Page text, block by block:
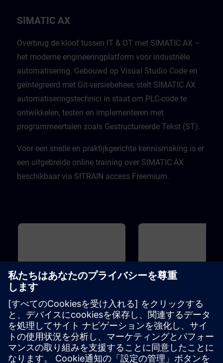
SIMATIC AX
Overbrug de kloof tussen IT & OT met SIMATIC AX –
het moderne engineeringplatform voor industriële
automatisering. Gebouwd op Visual Studio Code en
geïntegreerd met Git-versiebeheer, stelt SIMATIC AX
automatiseringstechnici in staat om PLC-code te
ontwikkelen, testen en implementeren met
programmeertalen zoals Gestructureerde Tekst (ST).
Voor een snelle en praktijkgerichte kennismaking is er
een uitgebreide online training over SIMATIC AX
beschikbaar via SITRAIN access Freemium.
基本
SIMATIC AX Logic Control
Engineering - Introduction to
modern PLC development
SIMATIC AX Logic Control
Engineering is a new PLC Software
development environment for
programming PLCs in a efficient
Introduction to TIA
You will become familiar
Portal ...Software
packages.Views.Window
arrangements.Programming